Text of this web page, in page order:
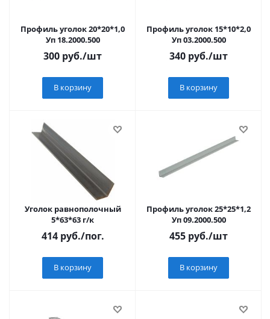
Профиль уголок 20*20*1,0
Уп 18.2000.500
300 руб./шт
В корзину
Профиль уголок 15*10*2,0
Уп 03.2000.500
340 руб./шт
В корзину
Уголок равнополочный
5*63*63 г/к
414руб./пог.
В корзину
Профиль уголок 25*25*1,2
Уп 09.2000.500
455 руб./шт
В корзину